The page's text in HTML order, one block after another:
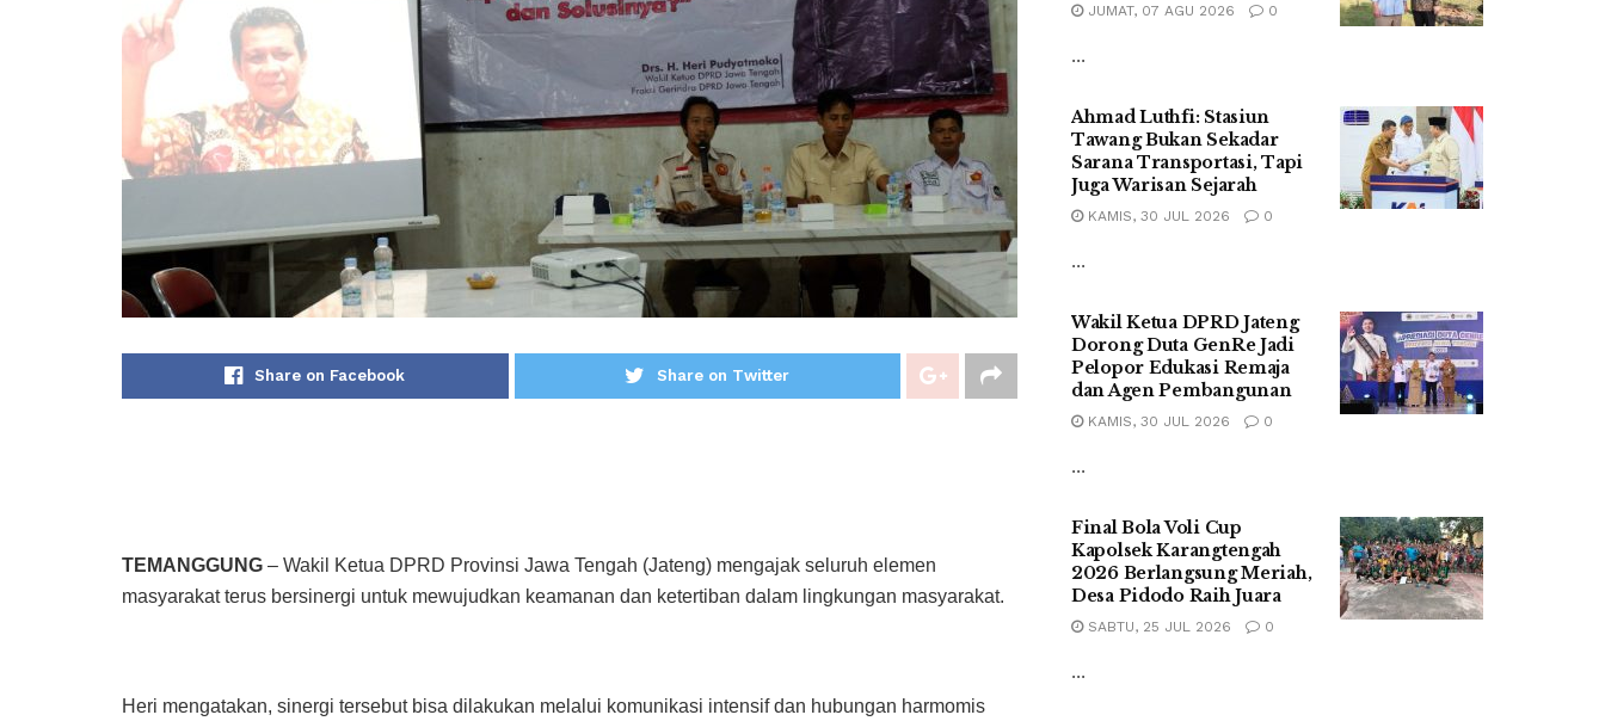
Share on Facebook Share on Twitter
TEMANGGUNG – Wakil Ketua DPRD Provinsi Jawa Tengah (Jateng) mengajak seluruh elemen
masyarakat terus bersinergi untuk mewujudkan keamanan dan ketertiban dalam lingkungan masyarakat.
Heri mengatakan, sinergi tersebut bisa dilakukan melalui komunikasi intensif dan hubungan harmomis
JUMAT, 07 AGU 2026 0
...
Ahmad Luthfi: Stasiun
Tawang Bukan Sekadar
Sarana Transportasi, Tapi
Juga Warisan Sejarah
KAMIS, 30 JUL 2026 0
...
Wakil Ketua DPRD Jateng
Dorong Duta GenRe Jadi
Pelopor Edukasi Remaja
dan Agen Pembangunan
KAMIS, 30 JUL 2026 0
...
Final Bola Voli Cup
Kapolsek Karangtengah
2026 Berlangsung Meriah,
Desa Pidodo Raih Juara
SABTU, 25 JUL 2026 0
...